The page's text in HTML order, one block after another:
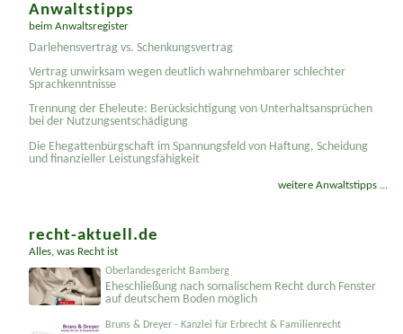
Anwaltstipps
beim Anwaltsregister
Darlehensvertrag vs. Schenkungsvertrag
Vertrag unwirksam wegen deutlich wahrnehmbarer schlechter
Sprachkenntnisse
Trennung der Eheleute: Berücksichtigung von Unterhaltsansprüchen
bei der Nutzungsentschädigung
Die Ehegattenbürgschaft im Spannungsfeld von Haftung, Scheidung
und finanzieller Leistungsfähigkeit
weitere Anwaltstipps ...
recht-aktuell.de
Alles, was Recht ist
Oberlandesgericht Bamberg
Eheschließung nach somalischem Recht durch Fenster
auf deutschem Boden möglich
Bruns & Dreyer - Kanzlei für Erbrecht & Familienrecht